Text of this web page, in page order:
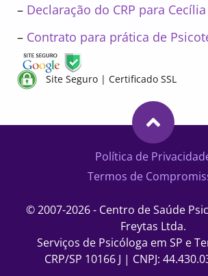
– Declaração do CRP para
– Contrato para prática de
Site Seguro | Certificado SSL
Política de
Termos de
© 2007-2026 - Centro de Saúde
Freytas Ltda.
Serviços de Psicóloga em SP e
CRP/SP 10166 J | CNPJ: